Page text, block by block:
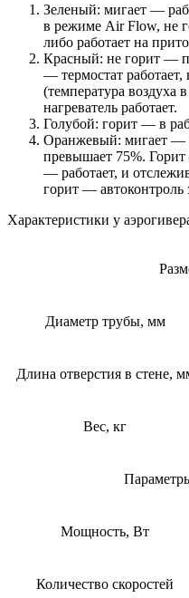
Зеленый: мигает —
в режиме Air Flow, не
либо работает на
Красный: не горит —
— термостат
(температура
нагреватель работает.
Голубой: горит — в
Оранжевый: мигает —
превышает 75%.
— работает, и
горит —
Характеристики у
Диаметр трубы, мм
Длина отверстия в стене,
Вес, кг
Мощность, Вт
Количество скоростей